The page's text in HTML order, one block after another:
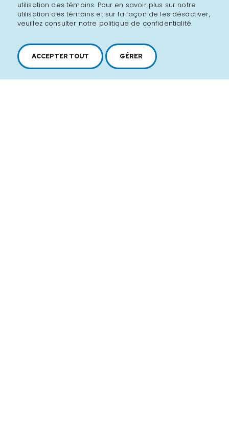
utilisation des témoins. Pour en savoir plus sur notre
utilisation des témoins et sur la façon de les désactiver,
veuillez consulter notre politique de confidentialité.
ACCEPTER TOUT GÉRER